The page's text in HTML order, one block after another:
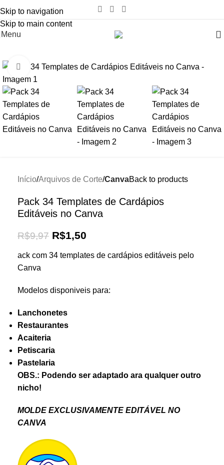
Skip to navigation
Skip to main content
Menu
Click to enlarge
Início Arquivos de Corte CanvaBack to products
Pack 34 Templates de Cardápios
Editáveis no Canva
R$9,97 R$1,50
ack com 34 templates de cardápios editáveis pelo
Canva
Modelos disponiveis para:
Lanchonetes
Restaurantes
Acaiteria
Petiscaria
Pastelaria
OBS.: Podendo ser adaptado ara qualquer outro
nicho!
MOLDE EXCLUSIVAMENTE EDITÁVEL NO
CANVA